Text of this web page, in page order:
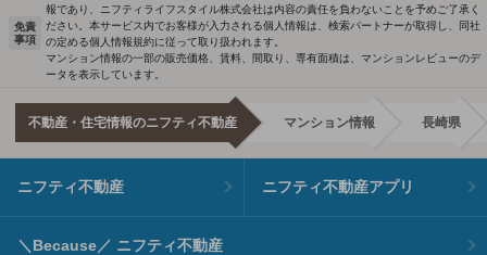
免責
事項
報であり、ニフティライフスタイル株式会社は内容の責任を負わないことを予めご了承く
ださい。本サービス内でお客様が入力される個人情報は、検索パートナーが取得し、同社
の定める個人情報規約に従って取り扱われます。
マンション情報の一部の販売価格、賃料、間取り、専有面積は、マンションレビューのデ
ータを表示しています。
不動産・住宅情報のニフティ不動産 マンション情報 長崎県
ニフティ不動産 ニフティ不動産アプリ
＼Because／ ニフティ不動産